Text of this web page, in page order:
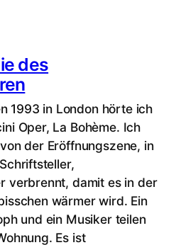
des
1993 in London hörte ich
Oper, La Bohème. Ich
der Eröffnungszene, in
verbrennt, damit es in der
wärmer wird. Ein
und ein Musiker teilen
Es ist